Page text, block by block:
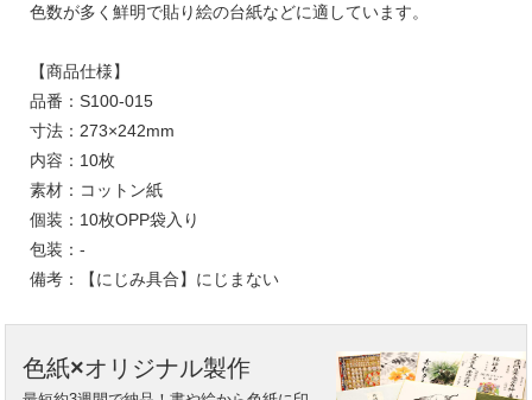
色数が多く鮮明で貼り絵の台紙などに適しています。
【商品仕様】
品番：S100-015
寸法：273×242mm
内容：10枚
素材：コットン紙
個装：10枚OPP袋入り
包装：-
備考：【にじみ具合】にじまない
色紙×オリジナル製作